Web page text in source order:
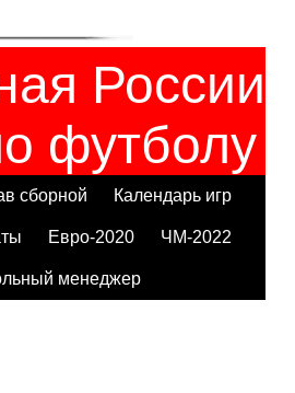
России
футболу
сборной Календарь игр
Евро-2020 ЧМ-2022
менеджер